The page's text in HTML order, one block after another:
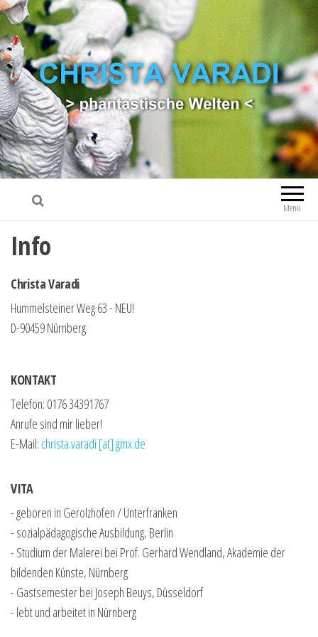
CHRISTA VARADI
Menü
Info
Christa Varadi
Hummelsteiner Weg 63 - NEU!
D-90459 Nürnberg
KONTAKT
Telefon: 0176 34391767
Anrufe sind mir lieber!
E-Mail: christa.varadi [at]gmx.de
VITA
- geboren in Gerolzhofen / Unterfranken
- sozialpädagogische Ausbildung, Berlin
- Studium der Malerei bei Prof. Gerhard Wendland, Akademie der
bildenden Künste, Nürnberg
- Gastsemester bei Joseph Beuys, Düsseldorf
- lebt und arbeitet in Nürnberg